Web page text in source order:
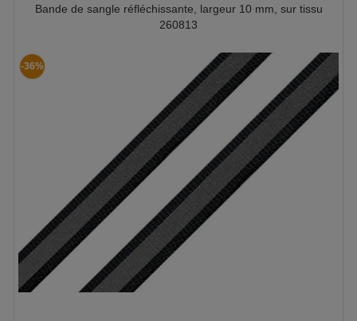
Bande de sangle réfléchissante, largeur 10 mm, sur tissu
260813
-36%